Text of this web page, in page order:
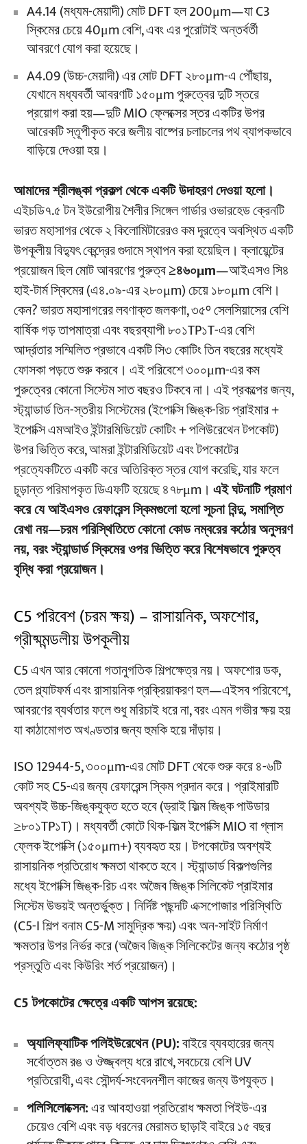
A4.14 (মধ্যম-মেয়াদী) মোট DFT হল 200μm—যা C3
স্কিমের চেয়ে 40μm বেশি, এবং এর পুরোটাই অন্তর্বর্তী
আবরণে যোগ করা হয়েছে।
A4.09 (উচ্চ-মেয়াদী) এর মোট DFT ২৮০μm-এ পৌঁছায়,
যেখানে মধ্যবর্তী আবরণটি ১৫০μm পুরুত্বের দুটি স্তরে
প্রয়োগ করা হয়—দুটি MIO ফ্লেক্সের স্তর একটির উপর
আরেকটি স্তূপীকৃত করে জলীয় বাষ্পের চলাচলের পথ ব্যাপকভাবে
বাড়িয়ে দেওয়া হয়।
আমাদের শ্রীলঙ্কা প্রকল্প থেকে একটি উদাহরণ দেওয়া হলো।
এইচডি৭.৫ টন ইউরোপীয় শৈলীর সিঙ্গেল গার্ডার ওভারহেড ক্রেনটি
ভারত মহাসাগর থেকে ২ কিলোমিটারেরও কম দূরত্বে অবস্থিত একটি
উপকূলীয় বিদ্যুৎ কেন্দ্রের গুদামে স্থাপন করা হয়েছিল। ক্লায়েন্টের
প্রয়োজন ছিল মোট আবরণের পুরুত্ব≥৪৬০μm—আইএসও সি৪
হাই-টার্ম স্কিমের (এ৪.০৯-এর ২৮০μm) চেয়ে ১৮০μm বেশি।
কেন? ভারত মহাসাগরের লবণাক্ত জলকণা, ৩৫° সেলসিয়াসের বেশি
বার্ষিক গড় তাপমাত্রা এবং বছরব্যাপী ৮০১TP১T-এর বেশি
আর্দ্রতার সম্মিলিত প্রভাবে একটি সি৩ কোটিং তিন বছরের মধ্যেই
ফোসকা পড়তে শুরু করবে। এই পরিবেশে ৩০০μm-এর কম
পুরুত্বের কোনো সিস্টেম সাত বছরও টিকবে না। এই প্রকল্পের জন্য,
স্ট্যান্ডার্ড তিন-স্তরীয় সিস্টেমের (ইপোক্সি জিঙ্ক-রিচ প্রাইমার +
ইপোক্সি এমআইও ইন্টারমিডিয়েট কোটিং + পলিউরেথেন টপকোট)
উপর ভিত্তি করে, আমরা ইন্টারমিডিয়েট এবং টপকোটের
প্রত্যেকটিতে একটি করে অতিরিক্ত স্তর যোগ করেছি, যার ফলে
চূড়ান্ত পরিমাপকৃত ডিএফটি হয়েছে ৪৭৮μm। এই ঘটনাটি প্রমাণ
করে যে আইএসও রেফারেন্স স্কিমগুলো হলো সূচনা বিন্দু, সমাপ্তি
রেখা নয়—চরম পরিস্থিতিতে কোনো কোড নম্বরের কঠোর অনুসরণ
নয়, বরং স্ট্যান্ডার্ড স্কিমের ওপর ভিত্তি করে বিশেষভাবে পুরুত্ব
বৃদ্ধি করা প্রয়োজন।
C5 পরিবেশ (চরম ক্ষয়) – রাসায়নিক, অফশোর,
গ্রীষ্মমন্ডলীয় উপকূলীয়
C5 এখন আর কোনো গতানুগতিক শিল্পক্ষেত্র নয়। অফশোর ডক,
তেল প্ল্যাটফর্ম এবং রাসায়নিক প্রক্রিয়াকরণ হল—এইসব পরিবেশে,
আবরণের ব্যর্থতার ফলে শুধু মরিচাই ধরে না, বরং এমন গভীর ক্ষয় হয়
যা কাঠামোগত অখণ্ডতার জন্য হুমকি হয়ে দাঁড়ায়।
ISO 12944-5, ৩০০μm-এর মোট DFT থেকে শুরু করে ৪-৬টি
কোট সহ C5-এর জন্য রেফারেন্স স্কিম প্রদান করে। প্রাইমারটি
অবশ্যই উচ্চ-জিঙ্কযুক্ত হতে হবে (ড্রাই ফিল্ম জিঙ্ক পাউডার
≥৮০১TP১T)। মধ্যবর্তী কোটে থিক-ফিল্ম ইপোক্সি MIO বা গ্লাস
ফ্লেক ইপোক্সি (১৫০μm+) ব্যবহৃত হয়। টপকোটের অবশ্যই
রাসায়নিক প্রতিরোধ ক্ষমতা থাকতে হবে। স্ট্যান্ডার্ড বিকল্পগুলির
মধ্যে ইপোক্সি জিঙ্ক-রিচ এবং অজৈব জিঙ্ক সিলিকেট প্রাইমার
সিস্টেম উভয়ই অন্তর্ভুক্ত। নির্দিষ্ট পছন্দটি এক্সপোজার পরিস্থিতি
(C5-I শিল্প বনাম C5-M সামুদ্রিক ক্ষয়) এবং অন-সাইট নির্মাণ
ক্ষমতার উপর নির্ভর করে (অজৈব জিঙ্ক সিলিকেটের জন্য কঠোর পৃষ্ঠ
প্রস্তুতি এবং কিউরিং শর্ত প্রয়োজন)।
C5 টপকোটের ক্ষেত্রে একটি আপস রয়েছে:
অ্যালিফ্যাটিক পলিইউরেথেন (PU):বাইরে ব্যবহারের জন্য
সর্বোত্তম রঙ ও ঔজ্জ্বল্য ধরে রাখে, সবচেয়ে বেশি UV
প্রতিরোধী, এবং সৌন্দর্য-সংবেদনশীল কাজের জন্য উপযুক্ত।
পলিসিলোক্সেন:এর আবহাওয়া প্রতিরোধ ক্ষমতা পিইউ-এর
চেয়েও বেশি এবং বড় ধরনের মেরামত ছাড়াই বাইরে ১৫ বছর